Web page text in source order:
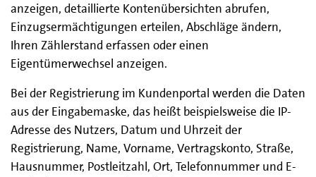
anzeigen, detaillierte Kontenübersichten abrufen,
Einzugsermächtigungen erteilen, Abschläge ändern,
Ihren Zählerstand erfassen oder einen
Eigentümerwechsel anzeigen.
Bei der Registrierung im Kundenportal werden die Daten
aus der Eingabemaske, das heißt beispielsweise die IP-
Adresse des Nutzers, Datum und Uhrzeit der
Registrierung, Name, Vorname, Vertragskonto, Straße,
Hausnummer, Postleitzahl, Ort, Telefonnummer und E-